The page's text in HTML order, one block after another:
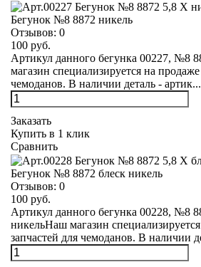
Бегунок №8 8872 никель
Отзывов: 0
100 руб.
Артикул данного бегунка 00227, №8
магазин специализируется на продаже
чемоданов. В наличии деталь - артик...
Заказать
Купить в 1 клик
Сравнить
Бегунок №8 8872 блеск никель
Отзывов: 0
100 руб.
Артикул данного бегунка 00228, №8
никельНаш магазин
запчастей для чемоданов. В наличии